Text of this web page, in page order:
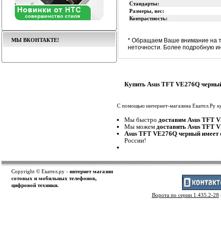
МЫ ВКОНТАКТЕ!
Стандарты:
Размеры, вес:
Контрастность:
* Обращаем Ваше внимание на
неточности. Более подробную
Купить Asus TFT VE276Q
С помощью интернет-магазина Екател.Ру
Мы быстро доставим Asus TFT
Мы можем доставить Asus TFT
Asus TFT VE276Q черный имеет
России!
Copyright © Екател.ру - интернет магазин
сотовых и мобильных телефонов,
цифровой техники.
Ворота по серии 1.435.2-28